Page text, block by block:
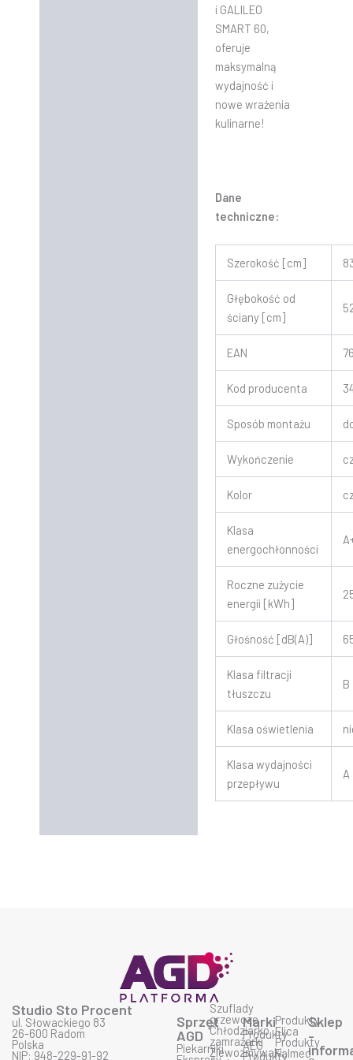
i GALILEO
SMART 60,
oferuje
maksymalną
wydajność i
nowe wrażenia
kulinarne!
Dane
techniczne:
Szerokość [cm]
Głębokość od
ściany [cm]
EAN
Kod producenta
Sposób montażu
Wykończenie
Kolor
Klasa
energochłonności
Roczne zużycie
energii [kWh]
Głośność [dB(A)]
Klasa filtracji
tłuszczu
B
Klasa oświetlenia
Klasa wydajności
przepływu
A
Studio Sto Procent
ul. Słowackiego 83
26-600 Radom
Polska
NIP: 948-229-91-92
Sprzęt
AGD
Piekarniki
Szuflady
grzewcze
Chłodziarko
zamrażarki
Zlewozmywaki
Marki
Produkty
AEG
Produkty
Produkty
Elica
Produkty
Falmec
Sklep
-